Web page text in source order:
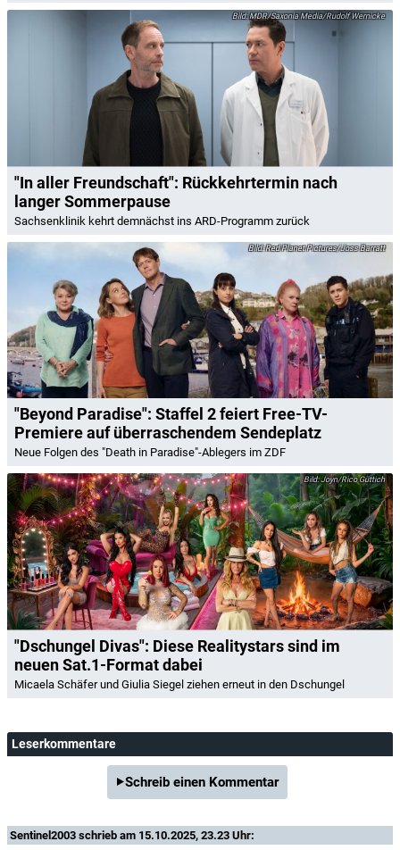
MDR/Saxonia Media/Rudolf Wernicke
"In aller Freundschaft": Rückkehrtermin nach
langer Sommerpause
Sachsenklinik kehrt demnächst ins ARD-Programm zurück
Red Planet Pictures/Joss Barratt
"Beyond Paradise": Staffel 2 feiert Free-TV-
Premiere auf überraschendem Sendeplatz
Neue Folgen des "Death in Paradise"-Ablegers im ZDF
Joyn/Rico Güttich
"Dschungel Divas": Diese Realitystars sind im
neuen Sat.1-Format dabei
Micaela Schäfer und Giulia Siegel ziehen erneut in den Dschungel
Leserkommentare
Schreib einen Kommentar
Sentinel2003 schrieb am 15.10.2025, 23.23 Uhr: